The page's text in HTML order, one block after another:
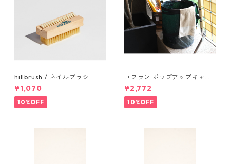
hillbrush / ネイルブラシ
¥1,070
10%OFF
コフラン ポップアップキャン
プトラッシュカン Sサイズ
¥2,772
10%OFF